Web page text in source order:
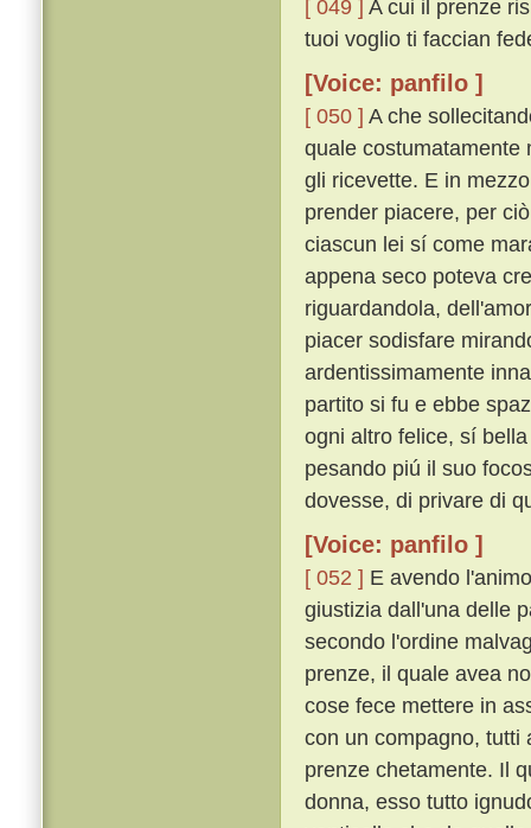
[ 049 ] A cui il prenze
tuoi voglio ti faccian
[Voice: panfilo ]
[ 050 ] A che
quale costumatamente
gli ricevette. E in
prender piacere, per
ciascun lei sí come
appena seco poteva
riguardandola,
piacer sodisfare
ardentissimamente
partito si fu e ebbe
ogni altro felice, sí
pesando piú il suo
dovesse, di privare di
[Voice: panfilo ]
[ 052 ] E avendo
giustizia dall'una delle
secondo l'ordine
prenze, il quale avea
cose fece mettere in
con un compagno, tutti
prenze chetamente. Il
donna, esso tutto